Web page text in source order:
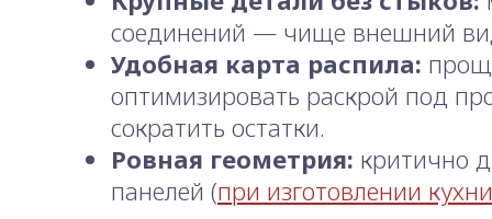
соединений — чище внешний
Удобная карта распила:
оптимизировать раскрой под
сократить остатки.
Ровная геометрия: критично
панелей (при изготовлении